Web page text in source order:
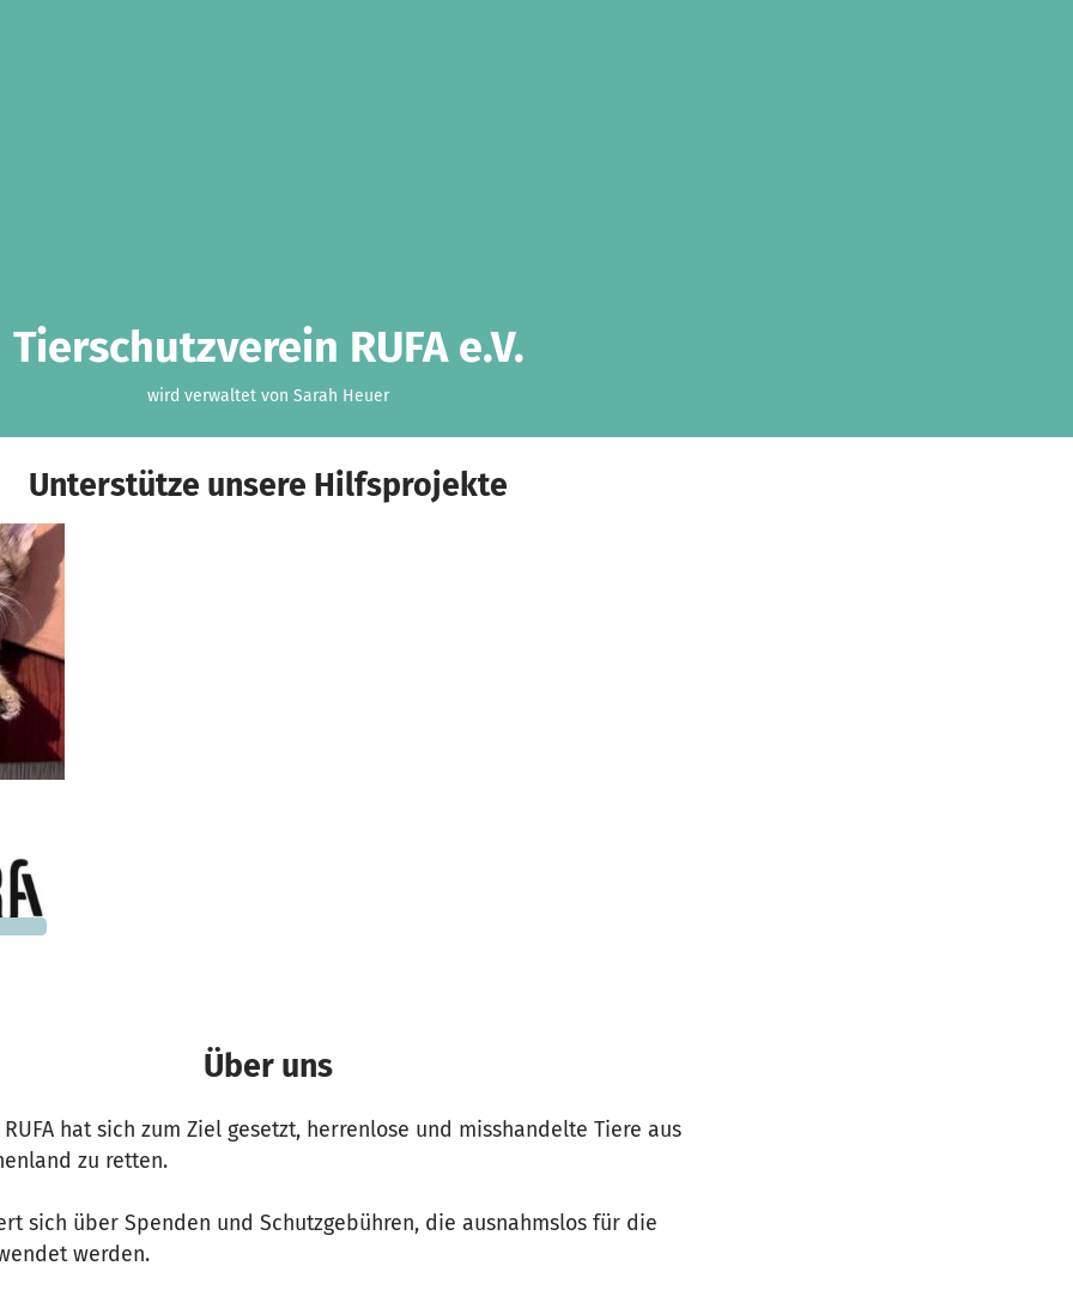
Tierschutzverein RUFA e.V.
wird verwaltet von Sarah Heuer
Unterstütze unsere Hilfsprojekte
€
noch
Über uns
hat sich zum Ziel gesetzt, herrenlose und misshandelte Tiere aus
zu retten.
sich über Spenden und Schutzgebühren, die ausnahmslos für die
werden.